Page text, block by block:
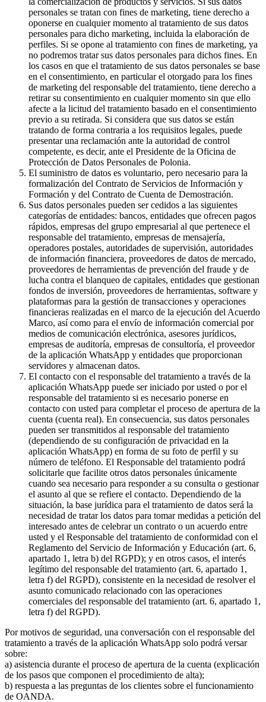
personales se tratan con fines de marketing, tiene derecho a
oponerse en cualquier momento al tratamiento de sus datos
personales para dicho marketing, incluida la elaboración de
perfiles. Si se opone al tratamiento con fines de marketing, ya
no podremos tratar sus datos personales para dichos fines. En
los casos en que el tratamiento de sus datos personales se base
en el consentimiento, en particular el otorgado para los fines
de marketing del responsable del tratamiento, tiene derecho a
retirar su consentimiento en cualquier momento sin que ello
afecte a la licitud del tratamiento basado en el consentimiento
previo a su retirada. Si considera que sus datos se están
tratando de forma contraria a los requisitos legales, puede
presentar una reclamación ante la autoridad de control
competente, es decir, ante el Presidente de la Oficina de
Protección de Datos Personales de Polonia.
El suministro de datos es voluntario, pero necesario para la
formalización del Contrato de Servicios de Información y
Formación y del Contrato de Cuenta de Demostración.
Sus datos personales pueden ser cedidos a las siguientes
categorías de entidades: bancos, entidades que ofrecen pagos
rápidos, empresas del grupo empresarial al que pertenece el
responsable del tratamiento, empresas de mensajería,
operadores postales, autoridades de supervisión, autoridades
de información financiera, proveedores de datos de mercado,
proveedores de herramientas de prevención del fraude y de
lucha contra el blanqueo de capitales, entidades que gestionan
fondos de inversión, proveedores de herramientas, software y
plataformas para la gestión de transacciones y operaciones
financieras realizadas en el marco de la ejecución del Acuerdo
Marco, así como para el envío de información comercial por
medios de comunicación electrónica, asesores jurídicos,
empresas de auditoría, empresas de consultoría, el proveedor
de la aplicación WhatsApp y entidades que proporcionan
servidores y almacenan datos.
El contacto con el responsable del tratamiento a través de la
aplicación WhatsApp puede ser iniciado por usted o por el
responsable del tratamiento si es necesario ponerse en
contacto con usted para completar el proceso de apertura de la
cuenta (cuenta real). En consecuencia, sus datos personales
pueden ser transmitidos al responsable del tratamiento
(dependiendo de su configuración de privacidad en la
aplicación WhatsApp) en forma de su foto de perfil y su
número de teléfono. El Responsable del tratamiento podrá
solicitarle que facilite otros datos personales únicamente
cuando sea necesario para responder a su consulta o gestionar
el asunto al que se refiere el contacto. Dependiendo de la
situación, la base jurídica para el tratamiento de datos será la
necesidad de tratar los datos para tomar medidas a petición del
interesado antes de celebrar un contrato o un acuerdo entre
usted y el Responsable del tratamiento de conformidad con el
Reglamento del Servicio de Información y Educación (art. 6,
apartado 1, letra b) del RGPD); y en otros casos, el interés
legítimo del responsable del tratamiento (art. 6, apartado 1,
letra f) del RGPD), consistente en la necesidad de resolver el
asunto comunicado relacionado con las operaciones
comerciales del responsable del tratamiento (art. 6, apartado 1,
letra f) del RGPD).
Por motivos de seguridad, una conversación con el responsable del
tratamiento a través de la aplicación WhatsApp solo podrá versar
sobre:
a) asistencia durante el proceso de apertura de la cuenta (explicación
de los pasos que componen el procedimiento de alta);
b) respuesta a las preguntas de los clientes sobre el funcionamiento
de OANDA.